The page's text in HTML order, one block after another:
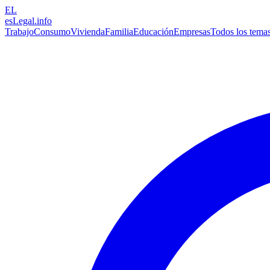
EL
esLegal.info
TrabajoConsumoViviendaFamiliaEducaciónEmpresasTodos los